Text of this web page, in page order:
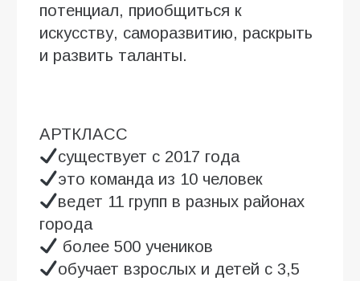
потенциал, приобщиться к
искусству, саморазвитию, раскрыть
и развить таланты.
АРТКЛАСС⁣⁣⠀⁣⁣⠀
существует с 2017 года⁣⁣⠀⁣⁣⠀
это команда из 10 человек⁣⁣⠀⁣⁣⠀
ведет 11 групп в разных районах
города⁣⁣⠀⁣⁣⠀
более 500 учеников ⁣⁣⠀⁣⁣⠀
обучает взрослых и детей с 3,5